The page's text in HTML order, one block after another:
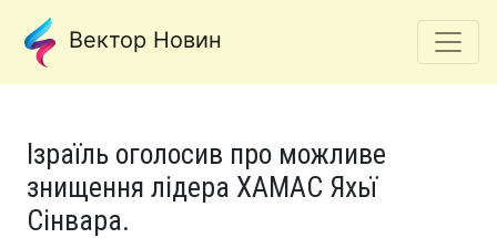
Вектор Новин
Ізраїль оголосив про можливе
знищення лідера ХАМАС Яхьї
Сінвара.